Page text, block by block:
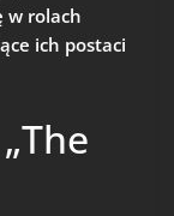
w rolach
ich postaci